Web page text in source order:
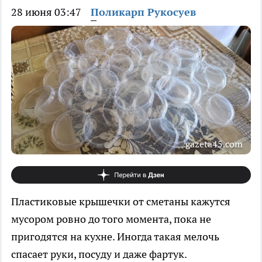
28 июня 03:47 Поликарп Рукосуев
gazeta45.com
Пластиковые крышечки от сметаны кажутся
мусором ровно до того момента, пока не
пригодятся на кухне. Иногда такая мелочь
спасает руки, посуду и даже фартук.